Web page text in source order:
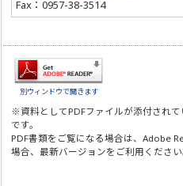
Fax：0957-38-3514
別ウィンドウで開きます
※資料としてPDFファイルが添付され
です。
PDF書類をご覧になる場合は、Adobe
場合、最新バージョンをご利用ください